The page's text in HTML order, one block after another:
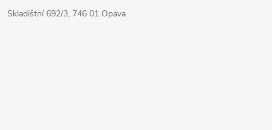
Skladištní 692/3, 746 01 Opava